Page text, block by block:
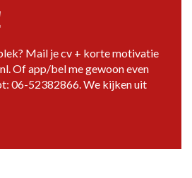
Mail je cv + korte motivatie
Of app/bel me gewoon even
06-52382866. We kijken uit